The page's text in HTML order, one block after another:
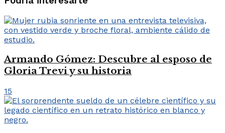
Armando Gómez: Descubre al esposo de
Gloria Trevi y su historia
15